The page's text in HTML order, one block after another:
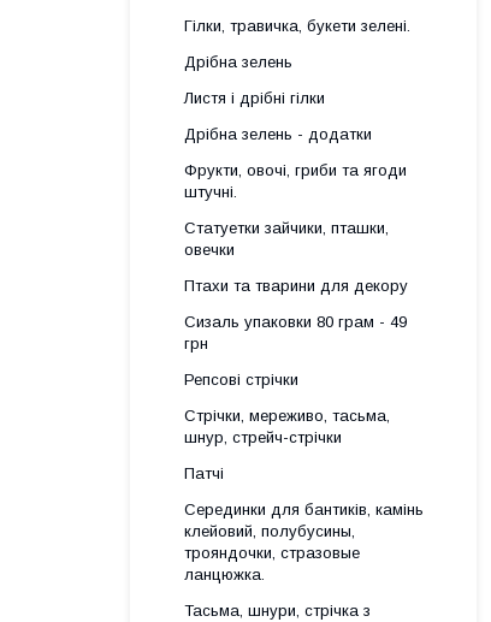
Гілки, травичка, букети зелені.
Дрібна зелень
Листя і дрібні гілки
Дрібна зелень - додатки
Фрукти, овочі, гриби та ягоди
штучні.
Статуетки зайчики, пташки,
овечки
Птахи та тварини для декору
Сизаль упаковки 80 грам - 49
грн
Репсові стрічки
Стрічки, мереживо, тасьма,
шнур, стрейч-стрічки
Патчі
Серединки для бантиків, камінь
клейовий, полубусины,
трояндочки, стразовые
ланцюжка.
Тасьма, шнури, стрічка з